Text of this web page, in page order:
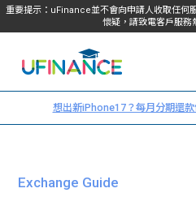
重要提示：uFinance並不會向申請人收取任何
懷疑，請致電客戶服務
想出新iPhone17？每月分期還款
Exchange Guide